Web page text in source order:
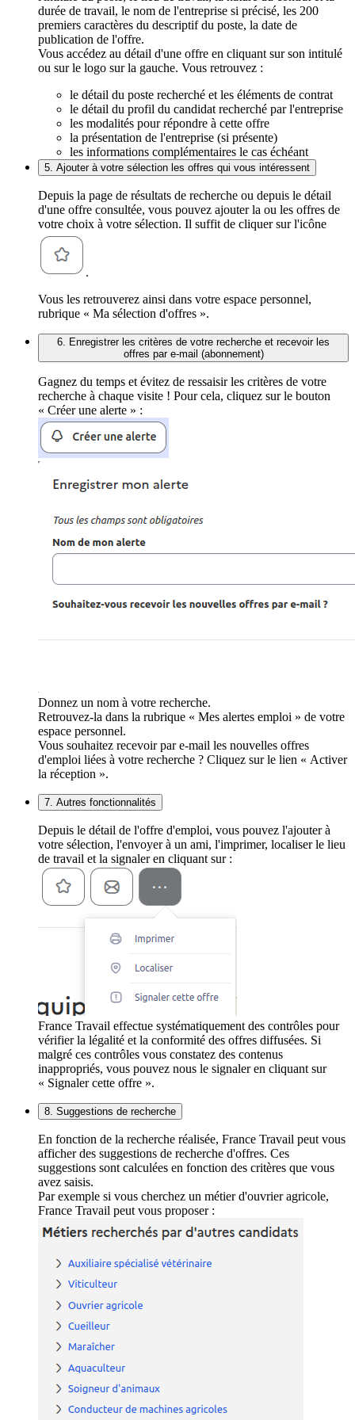
durée de travail, le nom de l'entreprise si précisé, les 200
premiers caractères du descriptif du poste, la date de
publication de l'offre.
Vous accédez au détail d'une offre en cliquant sur son intitulé
ou sur le logo sur la gauche. Vous retrouvez :
le détail du poste recherché et les éléments de contrat
le détail du profil du candidat recherché par l'entreprise
les modalités pour répondre à cette offre
la présentation de l'entreprise (si présente)
les informations complémentaires le cas échéant
5. Ajouter à votre sélection les offres qui vous intéressent
Depuis la page de résultats de recherche ou depuis le détail
d'une offre consultée, vous pouvez ajouter la ou les offres de
votre choix à votre sélection. Il suffit de cliquer sur l'icône
.
Vous les retrouverez ainsi dans votre espace personnel,
rubrique « Ma sélection d'offres ».
6. Enregistrer les critères de votre recherche et recevoir les
offres par e-mail (abonnement)
Gagnez du temps et évitez de ressaisir les critères de votre
recherche à chaque visite ! Pour cela, cliquez sur le bouton
« Créer une alerte » :
Donnez un nom à votre recherche.
Retrouvez-la dans la rubrique « Mes alertes emploi » de votre
espace personnel.
Vous souhaitez recevoir par e-mail les nouvelles offres
d'emploi liées à votre recherche ? Cliquez sur le lien « Activer
la réception ».
7. Autres fonctionnalités
Depuis le détail de l'offre d'emploi, vous pouvez l'ajouter à
votre sélection, l'envoyer à un ami, l'imprimer, localiser le lieu
de travail et la signaler en cliquant sur :
France Travail effectue systématiquement des contrôles pour
vérifier la légalité et la conformité des offres diffusées. Si
malgré ces contrôles vous constatez des contenus
inappropriés, vous pouvez nous le signaler en cliquant sur
« Signaler cette offre ».
8. Suggestions de recherche
En fonction de la recherche réalisée, France Travail peut vous
afficher des suggestions de recherche d'offres. Ces
suggestions sont calculées en fonction des critères que vous
avez saisis.
Par exemple si vous cherchez un métier d'ouvrier agricole,
France Travail peut vous proposer :